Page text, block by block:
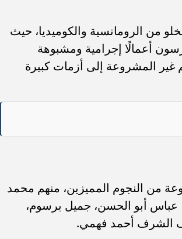
من الرومانسية والكوميديا، حيث
أعمالًا إجرامية ومشبوهة
المشروعة إلى أزمات كبيرة
من النجوم المميزين، منهم محمد
عباس أبو الحسن، جميل برسوم،
الشرف أحمد فهمي.